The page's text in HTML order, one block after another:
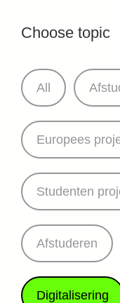
Choose topic
All
Europees
Studenten
Afstuderen
Digitalisering